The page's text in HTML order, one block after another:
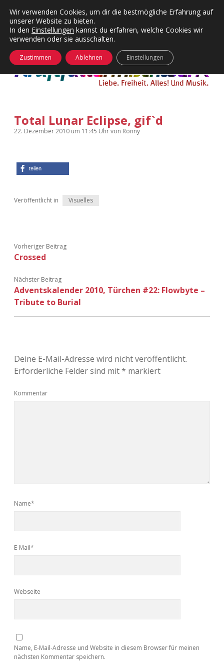
Kategorien
Menü
24 Hours Chilling
Die Wende
KFMW-Disco
KFMW-Disco
Dates
Contact
Adventskalender 2015
Adventskalender 2018
öffnen
Total Lunar Eclipse, gif`d
22. Dezember 2010 um 11:45 Uhrvon Ronny
teilen
Veröffentlicht in Visuelles
Vorheriger Beitrag
Crossed
Nächster Beitrag
Adventskalender 2010, Türchen #22: Flowbyte –
Tribute to Burial
Deine E-Mail-Adresse wird nicht veröffentlicht.
Erforderliche Felder sind mit* markiert
Kommentar
Name*
E-Mail*
Webseite
Name, E-Mail-Adresse und Website in diesem Browser für meinen
nächsten Kommentar speichern.
Wir verwenden Cookies, um dir die bestmögliche Erfahrung auf
unserer Website zu bieten.
In den Einstellungen kannst du erfahren, welche Cookies wir
verwenden oder sie ausschalten.
Zustimmen Ablehnen Einstellungen